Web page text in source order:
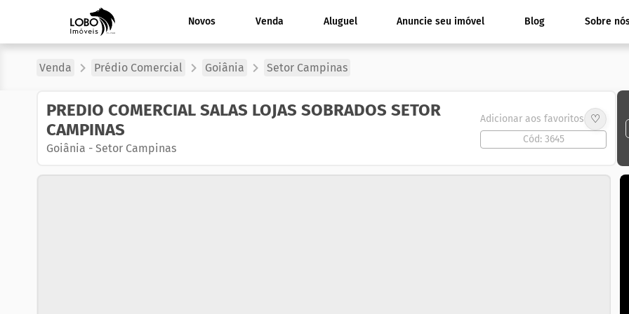
Novos Venda Aluguel Anuncie seu imóvel Blog Sobre
Venda Prédio Comercial Goiânia Setor Campinas
PREDIO COMERCIAL SALAS LOJAS SOBRADOS SETOR
CAMPINAS
Goiânia - Setor Campinas
Adicionar aos favoritos ♡
Cód: 3645